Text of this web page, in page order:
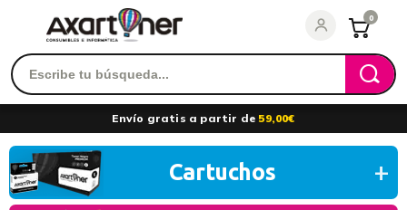
entrar
0
Envío gratis a partir de 59,00€
Cartuchos